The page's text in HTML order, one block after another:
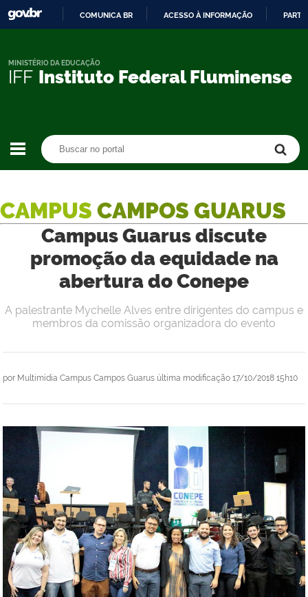
CONTEÚDO
COMUNICA BR ACESSO À INFORMAÇÃO
IFF Instituto Federal Fluminense
MINISTÉRIO DA EDUCAÇÃO
CAMPUS CAMPOS GUARUS
Campus Guarus discute
promoção da equidade na
abertura do Conepe
por Multimídia Campus Campos Guarus última modificação 17/10/2018 15h10
A palestrante Mychelle Alves entre dirigentes do campus e
membros da comissão organizadora do evento